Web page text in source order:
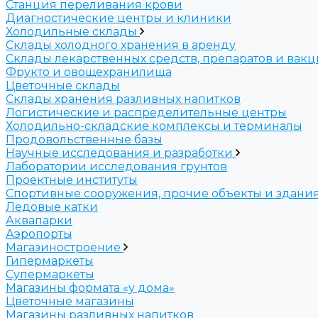
Станция переливания крови
Диагностические центры и клиники
Холодильные склады
Склады холодного хранения в аренду
Склады лекарственных средств, препаратов и
Фрукто и овощехранилища
Цветочные склады
Склады хранения разливных напитков
Логистические и распределительные центры
Холодильно-складские комплексы и терминалы
Продовольственные базы
Научные исследования и разработки
Лаборатории исследования грунтов
Проектные институты
Спортивные сооружения, прочие объекты и здания
Ледовые катки
Аквапарки
Аэропорты
Магазиностроение
Гипермаркеты
Супермаркеты
Магазины формата «у дома»
Цветочные магазины
Магазины разливных напитков